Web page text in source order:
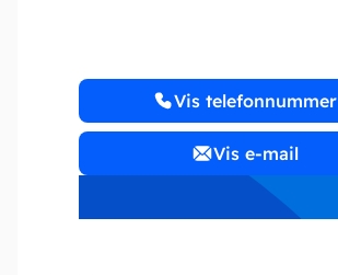
Vis telefonnummer
Vis e-mail